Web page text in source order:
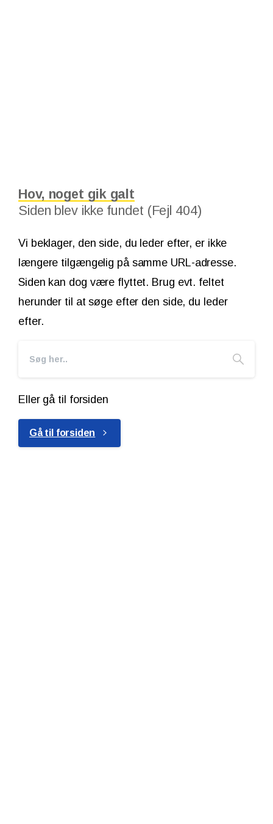
Hov, noget gik galt
Siden blev ikke fundet (Fejl 404)
Vi beklager, den side, du leder efter, er ikke
længere tilgængelig på samme URL-adresse.
Siden kan dog være flyttet. Brug evt. feltet
herunder til at søge efter den side, du leder
efter.
Eller gå til forsiden
Gå til forsiden